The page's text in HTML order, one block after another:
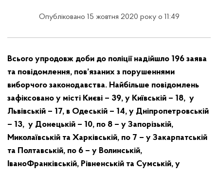
Опубліковано 15 жовтня 2020 року о 11:49
Всього упродовж доби до поліції надійшло 196 заява
та повідомлення, пов’язаних з порушеннями
виборчого законодавства. Найбільше повідомлень
зафіксовано у місті Києві – 39, у Київській – 18, у
Львівській – 17, в Одеській – 14, у Дніпропетровській
– 13, у Донецькій – 10, по 8 – у Запорізькій,
Миколаївській та Харківській, по 7 – у Закарпатській
та Полтавській, по 6 – у Волинській,
ІваноФранківській, Рівненській та Сумській, у